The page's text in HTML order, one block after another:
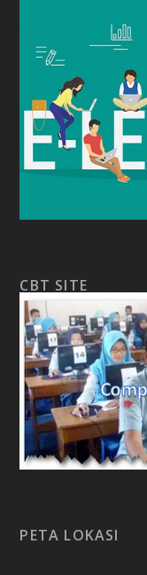
CBT SITE
PETA LOKASI